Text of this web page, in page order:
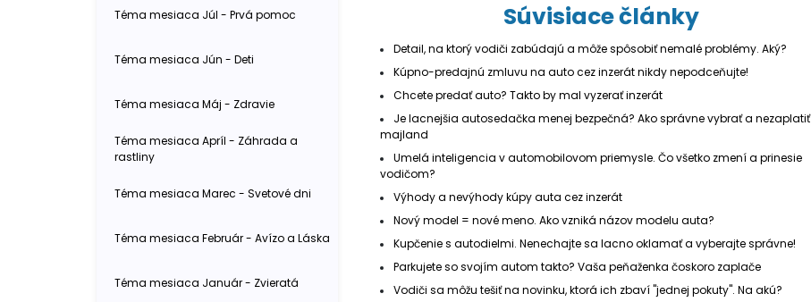
Téma mesiaca Júl - Prvá pomoc
Téma mesiaca Jún - Deti
Téma mesiaca Máj - Zdravie
Téma mesiaca Apríl - Záhrada a
rastliny
Téma mesiaca Marec - Svetové dni
Téma mesiaca Február - Avízo a Láska
Téma mesiaca Január - Zvieratá
Súvisiace články
Detail, na ktorý vodiči zabúdajú a môže spôsobiť nemalé problémy. Aký?
Kúpno-predajnú zmluvu na auto cez inzerát nikdy nepodceňujte!
Chcete predať auto? Takto by mal vyzerať inzerát
Je lacnejšia autosedačka menej bezpečná? Ako správne vybrať a nezaplatiť
majland
Umelá inteligencia v automobilovom priemysle. Čo všetko zmení a prinesie
vodičom?
Výhody a nevýhody kúpy auta cez inzerát
Nový model = nové meno. Ako vzniká názov modelu auta?
Kupčenie s autodielmi. Nenechajte sa lacno oklamať a vyberajte správne!
Parkujete so svojím autom takto? Vaša peňaženka čoskoro zaplače
Vodiči sa môžu tešiť na novinku, ktorá ich zbaví "jednej pokuty". Na akú?